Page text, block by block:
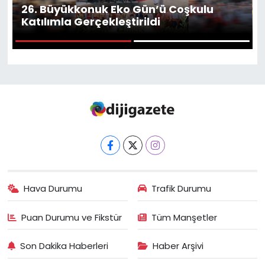
26. Büyükkonuk Eko Gün’ü Coşkulu
Katılımla Gerçekleştirildi
1
Hava Durumu Trafik Durumu
Puan Durumu ve Fikstür Tüm Manşetler
Son Dakika Haberleri Haber Arşivi
Gündem
KKTC
Kültür Sanat
Nöbetçi Eczaneler
Otomobil Dünyası